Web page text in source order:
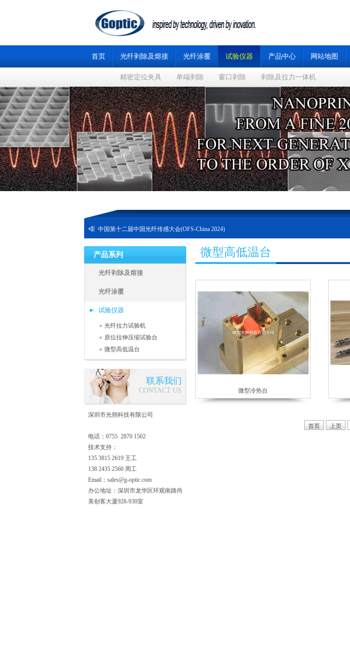
首页 光纤剥除及熔接
精密定位夹具 单端剥除 窗口剥除 剥除及拉力一体机
光纤涂覆 试验仪器 产品中心 网站地图
2024年第四届全国光子技术圆满结束
中国第十二届中国光纤传感大会(OFS-China 2024)
产品系列
光纤剥除及熔接
光纤涂覆
试验仪器
光纤拉力试验机
原位拉伸压缩试验台
微型高低温台
联系我们
CONTACT US
深圳市光朔科技有限公司
电话：0755 2870 1502
技术支持：
135 3815 2619 王工
138 2435 2560 周工
Email：sales@g-optic.com
办公地址：深圳市龙华区环观南路尚
美创客大厦928-930室
微型高低温台
微型冷热台
首页 上页